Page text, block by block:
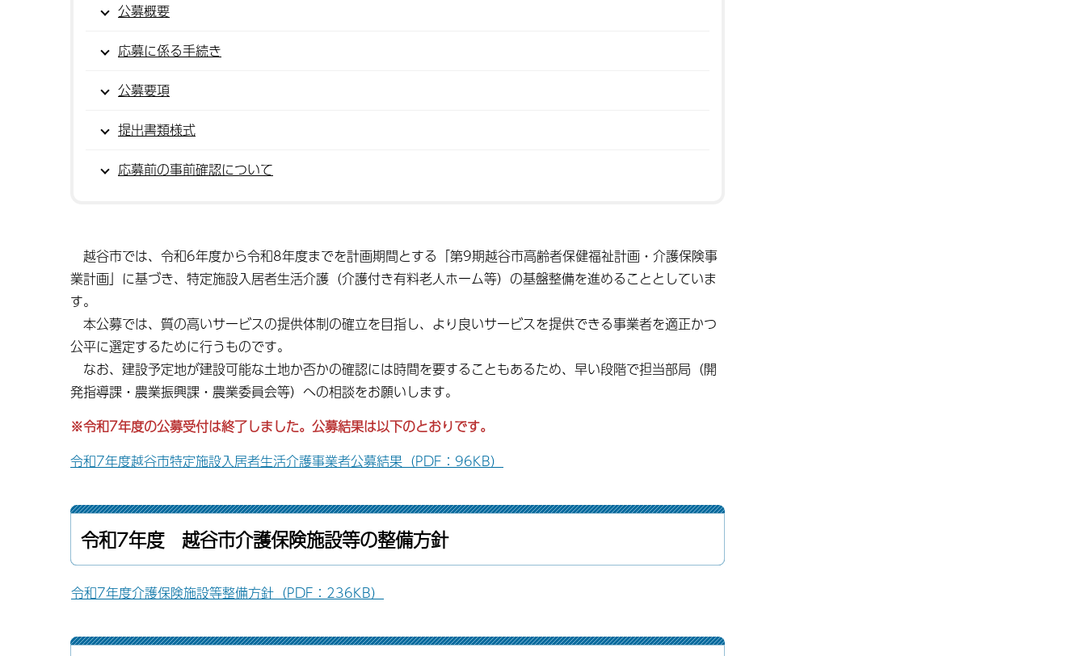
公募概要
応募に係る手続き
公募要項
提出書類様式
応募前の事前確認について
越谷市では、令和6年度から令和8年度までを計画期間とする「第9期越谷市高齢者保健福祉計画・介護保険事
業計画」に基づき、特定施設入居者生活介護（介護付き有料老人ホーム等）の基盤整備を進めることとしていま
す。
本公募では、質の高いサービスの提供体制の確立を目指し、より良いサービスを提供できる事業者を適正かつ
公平に選定するために行うものです。
なお、建設予定地が建設可能な土地か否かの確認には時間を要することもあるため、早い段階で担当部局（開
発指導課・農業振興課・農業委員会等）への相談をお願いします。
※令和7年度の公募受付は終了しました。公募結果は以下のとおりです。
令和7年度越谷市特定施設入居者生活介護事業者公募結果（PDF：96KB）
令和7年度 越谷市介護保険施設等の整備方針
令和7年度介護保険施設等整備方針（PDF：236KB）